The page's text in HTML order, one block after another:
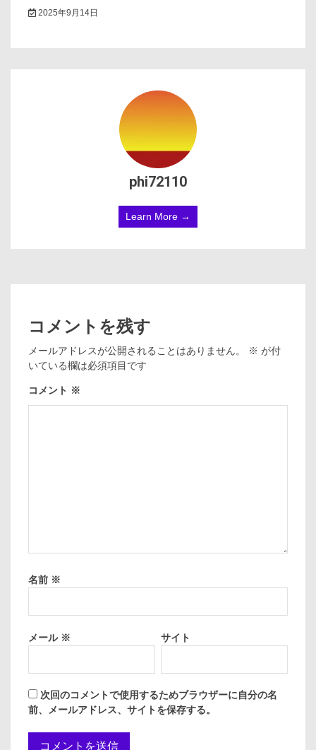
2025年9月14日
phi72110
Learn More →
コメントを残す
メールアドレスが公開されることはありません。 ※ が付
いている欄は必須項目です
コメント ※
名前 ※
メール ※ サイト
次回のコメントで使用するためブラウザーに自分の名
前、メールアドレス、サイトを保存する。